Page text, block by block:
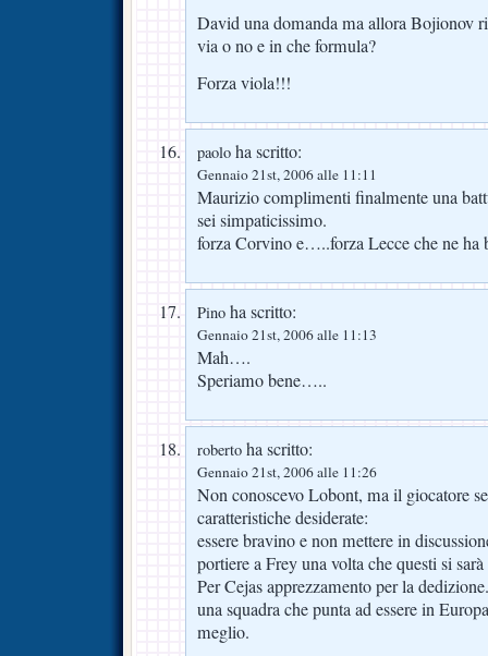
David una domanda ma allora Bojionov
via o no e in che formula?
Forza viola!!!
paolo ha scritto:
Gennaio 21st, 2006 alle 11:11
Maurizio complimenti finalmente una
sei simpaticissimo.
forza Corvino e…..forza Lecce che ne ha
Pino ha scritto:
Gennaio 21st, 2006 alle 11:13
Mah….
Speriamo bene…..
roberto ha scritto:
Gennaio 21st, 2006 alle 11:26
Non conoscevo Lobont, ma il giocatore
caratteristiche desiderate:
essere bravino e non mettere in
portiere a Frey una volta che questi si
Per Cejas apprezzamento per la
una squadra che punta ad essere in
meglio.